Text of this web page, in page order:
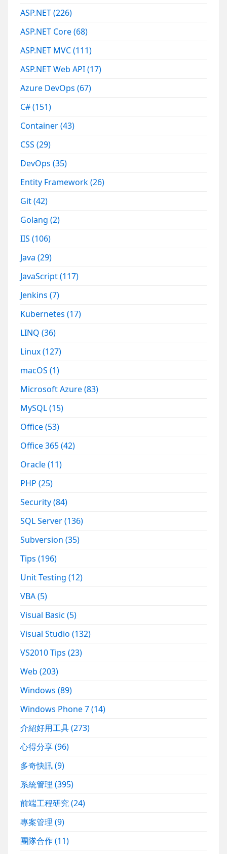
ASP.NET(226)
ASP.NET Core(68)
ASP.NET MVC(111)
ASP.NET Web API(17)
Azure DevOps(67)
C#(151)
Container(43)
CSS(29)
DevOps(35)
Entity Framework(26)
Git(42)
Golang(2)
IIS(106)
Java(29)
JavaScript(117)
Jenkins(7)
Kubernetes(17)
LINQ(36)
Linux(127)
macOS(1)
Microsoft Azure(83)
MySQL(15)
Office(53)
Office 365(42)
Oracle(11)
PHP(25)
Security(84)
SQL Server(136)
Subversion(35)
Tips(196)
Unit Testing(12)
VBA(5)
Visual Basic(5)
Visual Studio(132)
VS2010 Tips(23)
Web(203)
Windows(89)
Windows Phone 7(14)
介紹好用工具(273)
心得分享(96)
多奇快訊(9)
系統管理(395)
前端工程研究(24)
專案管理(9)
團隊合作(11)